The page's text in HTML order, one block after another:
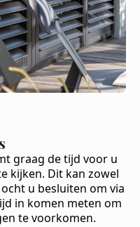
graag de tijd voor u
kijken. Dit kan zowel
u besluiten om via
in komen meten om
te voorkomen.